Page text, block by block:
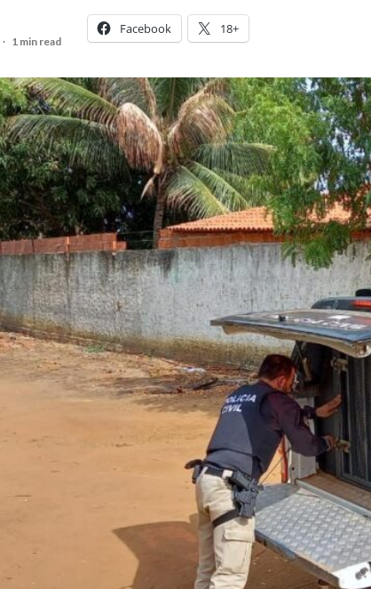
1 min read
Facebook 18+